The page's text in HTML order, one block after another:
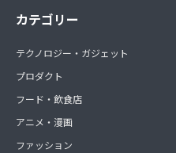
カテゴリー
テクノロジー・ガジェット
プロダクト
フード・飲食店
アニメ・漫画
ファッション